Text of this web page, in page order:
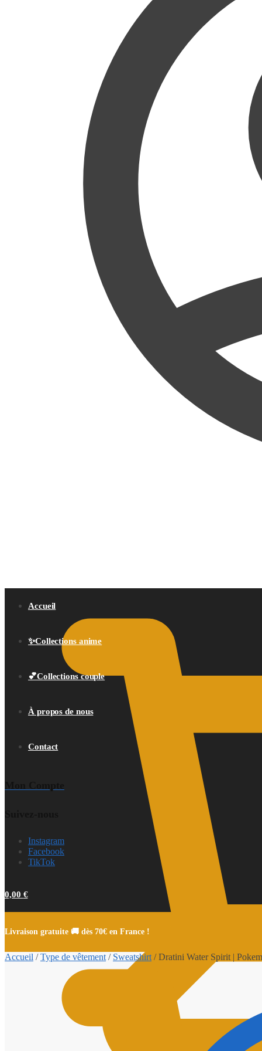
Accueil
✨Collections anime
💕Collections couple
À propos de nous
Contact
Instagram
Facebook
TikTok
0,00 €
Livraison gratuite 🚚 dès 70€ en France !
Accueil /Type de vêtement / Sweatshirt /Dratini Water Spirit |